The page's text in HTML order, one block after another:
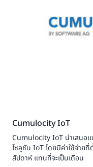
Cumulocity IoT
Cumulocity IoT นำเสนอ
โซลูชัน IoT โดยมีค่าใช้จ่าย
สัปดาห์ แทนที่จะเป็นเดือน